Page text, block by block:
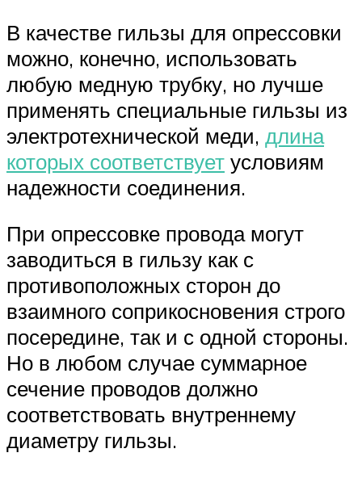
В качестве гильзы для опрессовки
можно, конечно, использовать
любую медную трубку, но лучше
применять специальные гильзы из
электротехнической меди, длина
которых соответствует условиям
надежности соединения.
При опрессовке провода могут
заводиться в гильзу как с
противоположных сторон до
взаимного соприкосновения строго
посередине, так и с одной стороны.
Но в любом случае суммарное
сечение проводов должно
соответствовать внутреннему
диаметру гильзы.